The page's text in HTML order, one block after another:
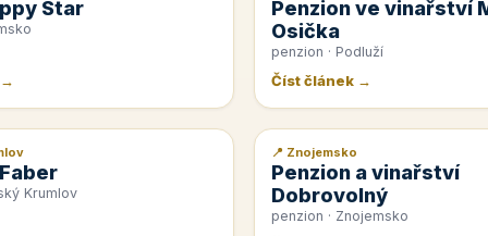
Star
Penzion ve vinařství
Osička
penzion · Podluží
Číst článek →
Krumlov
📰 PR článek
📍 Znojemsko
Penzion a vinařství
Dobrovolný
penzion · Znojemsko